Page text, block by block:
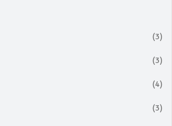
(3)
(3)
(4)
(3)